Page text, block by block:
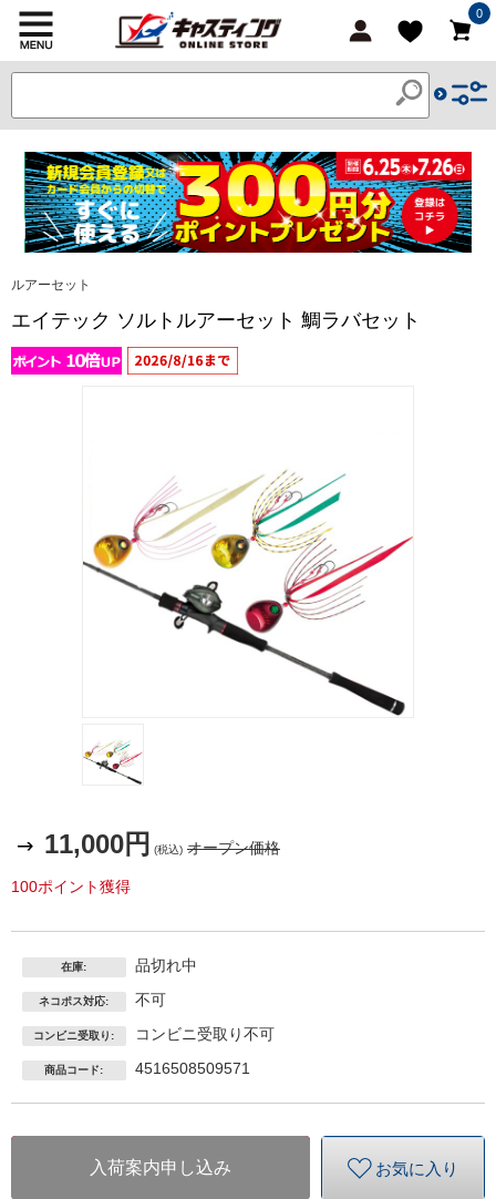
0
ルアーセット
エイテック ソルトルアーセット 鯛ラバセット
ク
11,000円 (税込) オープン価格
100ポイント獲得
在庫: 品切れ中
ネコポス対応: 不可
コンビニ受取り: コンビニ受取り不可
商品コード: 4516508509571
入荷案内申し込み お気に入り